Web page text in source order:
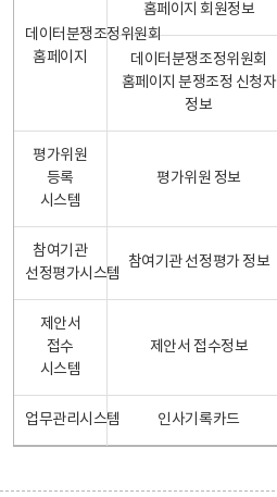
데이터분쟁조정위원회
홈페이지
홈페이지 회원정보
데이터분쟁조정위원회
홈페이지 분쟁조정 신청자
정보
평가위원
등록
시스템
평가위원 정보
참여기관
선정평가시스템
참여기관 선정평가 정보
제안서
접수
시스템
제안서 접수정보
업무관리시스템 인사기록카드